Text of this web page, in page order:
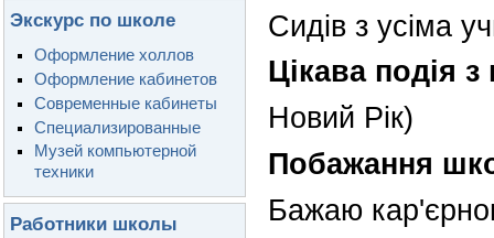
Экскурс по школе
Оформление холлов
Оформление кабинетов
Современные кабинеты
Специализированные
Музей компьютерной
техники
Работники школы
Сидів з усіма
Цікава подія
Новий Рік)
Побажання
Бажаю